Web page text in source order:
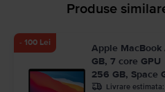
Produse
- 100 Lei
Apple MacBook
GB, 7 core GPU
256 GB, Space
Livrare estimata: